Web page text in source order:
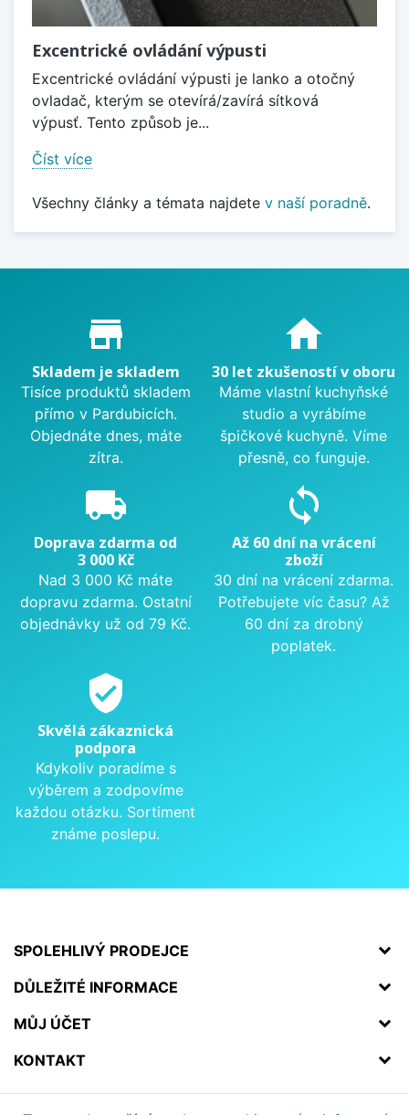
Excentrické ovládání výpusti
Excentrické ovládání výpusti je lanko a otočný
ovladač, kterým se otevírá/zavírá sítková
výpusť. Tento způsob je...
Číst více
Všechny články a témata najdete v naší poradně.
Proč nakupovat u nás?
store_mall_directory
Skladem je skladem
Tisíce produktů skladem
přímo v Pardubicích.
Objednáte dnes, máte
zítra.
home
30 let zkušeností v oboru
Máme vlastní kuchyňské
studio a vyrábíme
špičkové kuchyně. Víme
přesně, co funguje.
local_shipping
Doprava zdarma od
3 000 Kč
Nad 3 000 Kč máte
dopravu zdarma. Ostatní
objednávky už od 79 Kč.
sync
Až 60 dní na vrácení
zboží
30 dní na vrácení zdarma.
Potřebujete víc času? Až
60 dní za drobný
poplatek.
verified_user
Skvělá zákaznická
podpora
Kdykoliv poradíme s
výběrem a zodpovíme
každou otázku. Sortiment
známe poslepu.
SPOLEHLIVÝ PRODEJCE
DŮLEŽITÉ INFORMACE
MŮJ ÚČET
KONTAKT